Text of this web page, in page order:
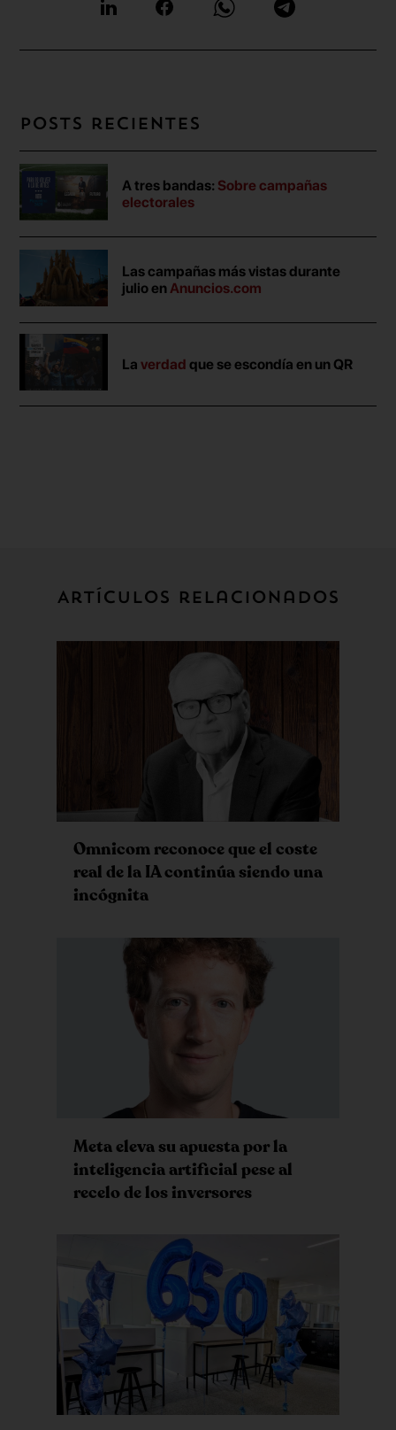
Posts recientes
A tres bandas: Sobre campañas
electorales
Las campañas más vistas durante
julio enAnuncios.com
Laverdad que se escondía en un QR
Artículos relacionados
Omnicom reconoce que el coste
real de la IA continúa siendo una
incógnita
Meta eleva su apuesta por la
inteligencia artificial pese al
recelo de los inversores